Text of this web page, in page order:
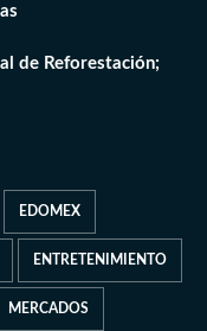
de Reforestación;
EDOMEX
ENTRETENIMIENTO
MERCADOS